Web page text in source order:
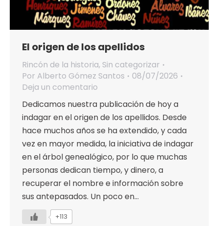
El origen de los apellidos
Rincón de la historia, Sin categorizar
Por Alberto Gómez Santos
08/07/2026
Deja un comentario
Dedicamos nuestra publicación de hoy a
indagar en el origen de los apellidos. Desde
hace muchos años se ha extendido, y cada
vez en mayor medida, la iniciativa de indagar
en el árbol genealógico, por lo que muchas
personas dedican tiempo, y dinero, a
recuperar el nombre e información sobre
sus antepasados. Un poco en…
+113